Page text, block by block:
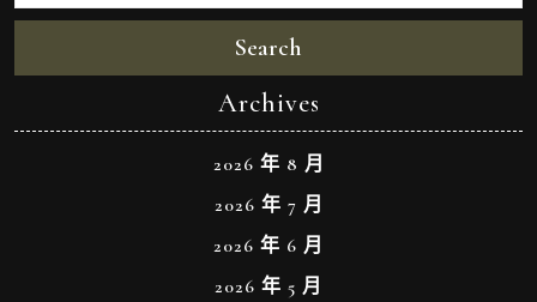
Search
Archives
2026 年 8 月
2026 年 7 月
2026 年 6 月
2026 年 5 月